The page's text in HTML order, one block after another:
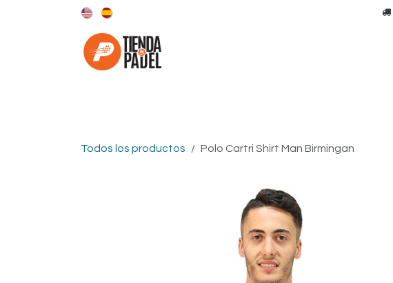
Todos los productos Polo Cartri Shirt Man Birmingan